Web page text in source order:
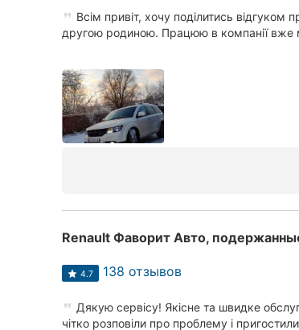
Всім привіт, хочу поділитись
другою родиною. Працюю в компанії вже
Renault Фаворит Авто,
4.7 138 отзывов
Дякую сервісу! Якісне та швидке
чітко розповіли про проблему і